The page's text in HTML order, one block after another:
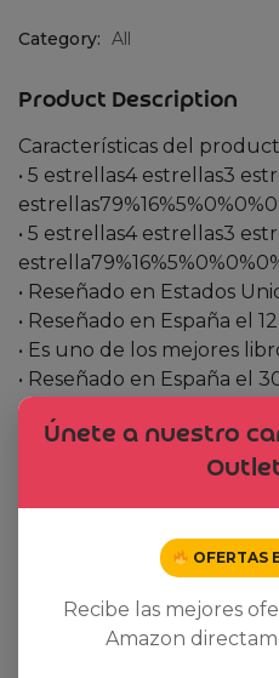
Category: All
Product Description
Características del
• 5 estrellas4 estrellas3
• 5 estrellas4 estrellas3
• Reseñado en Estados
• Reseñado en España el
• Es uno de los mejores
• Reseñado en España el
• Reseñado en Alemania el
• Reseñado en España el
Related products
Únete a nuestro
OFERTAS
Recibe las mejores
Amazon